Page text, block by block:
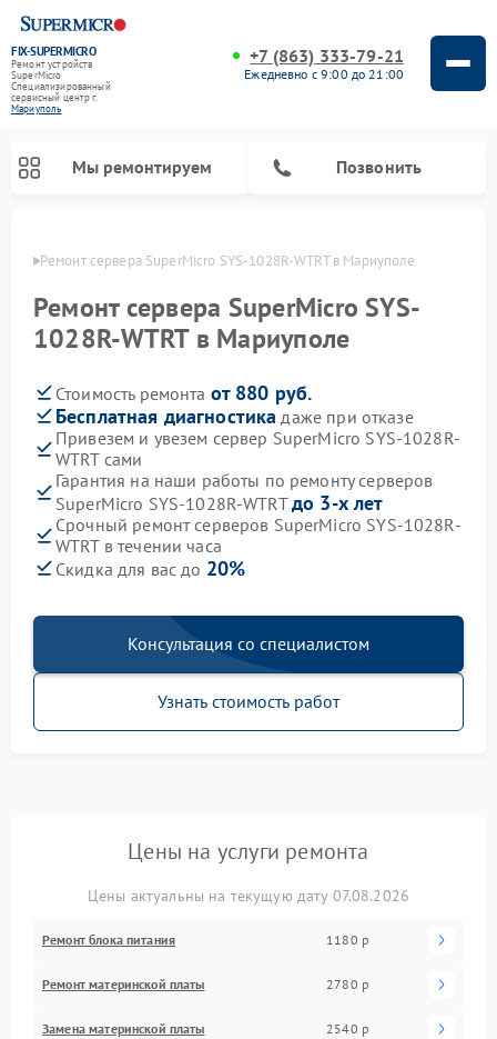
FIX-SUPERMICRO
Ремонт устройств
SuperMicro
Специализированный
cервисный центр г.
Мариуполь
+7 (863) 333-79-21
Ежедневно с 9:00 до 21:00
Мы ремонтируем Позвонить
Ремонт сервера SuperMicro SYS-1028R-WTRT в Мариуполе
Ремонт сервера SuperMicro SYS-
1028R-WTRT в Мариуполе
Стоимость ремонта от 880 руб.
Бесплатная диагностика даже при отказе
Привезем и увезем сервер SuperMicro SYS-1028R-
WTRT сами
Гарантия на наши работы по ремонту серверов
SuperMicro SYS-1028R-WTRTдо 3-х лет
Срочный ремонт серверов SuperMicro SYS-1028R-
WTRT в течении часа
Скидка для вас до 20%
Консультация со специалистом
Узнать стоимость работ
Цены на услуги ремонта
Цены актуальны на текущую дату 07.08.2026
Ремонт блока питания 1180 р
Ремонт материнской платы 2780 р
Замена материнской платы 2540 р